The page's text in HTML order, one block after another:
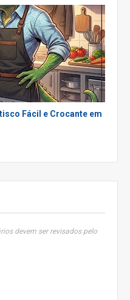
Fácil e Crocante em
devem ser revisados pelo